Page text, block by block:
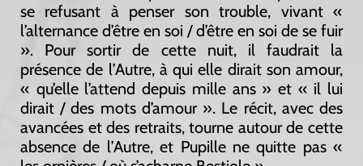
se refusant à penser son trouble, vivant «
l’alternance d’être en soi / d’être en soi de se fuir
». Pour sortir de cette nuit, il faudrait la
présence de l’Autre, à qui elle dirait son amour,
« qu’elle l’attend depuis mille ans » et « il lui
dirait / des mots d’amour ». Le récit, avec des
avancées et des retraits, tourne autour de cette
absence de l’Autre, et Pupille ne quitte pas «